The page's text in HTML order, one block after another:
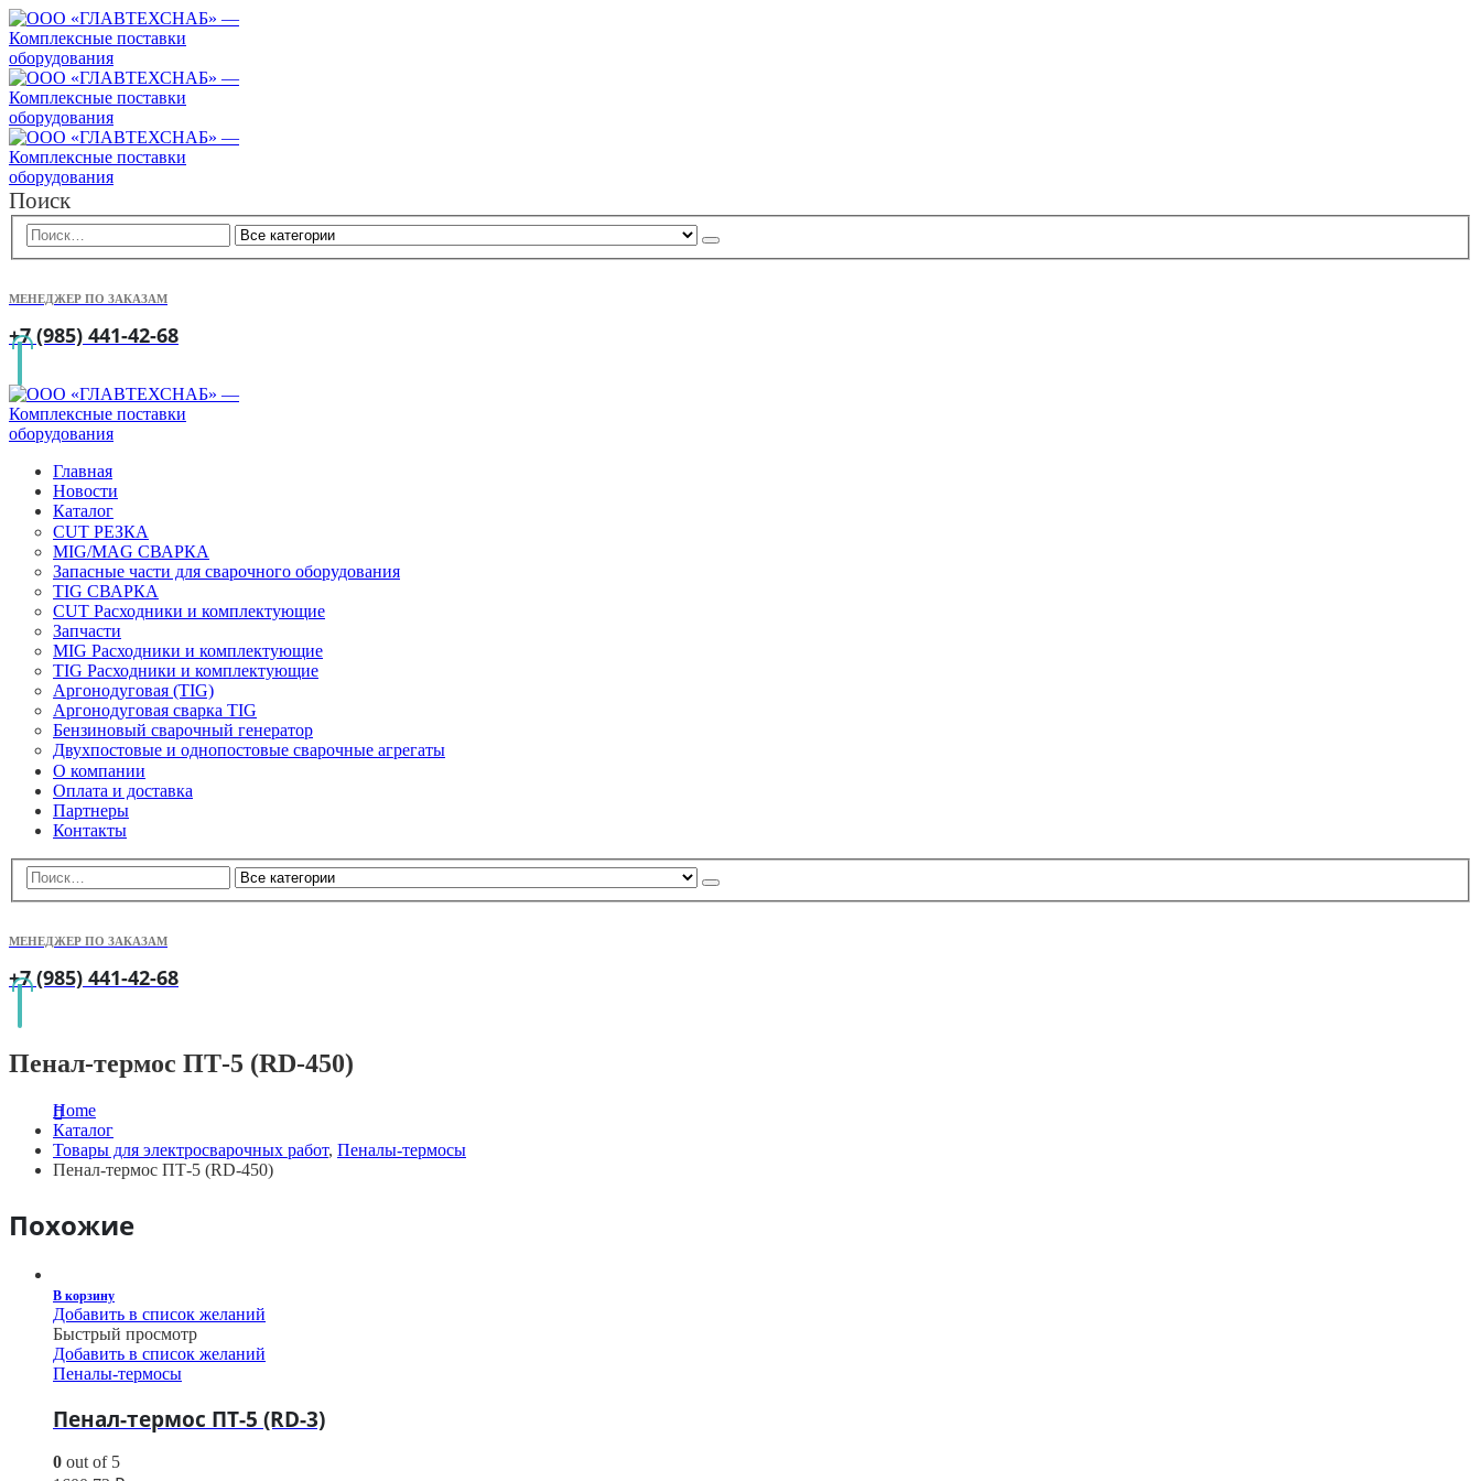
Поиск
МЕНЕДЖЕР ПО ЗАКАЗАМ
+7 (985) 441-42-68
Главная
Новости
Каталог
CUT РЕЗКА
MIG/MAG СВАРКА
Запасные части для сварочного оборудования
TIG СВАРКА
CUT Расходники и комплектующие
Запчасти
MIG Расходники и комплектующие
TIG Расходники и комплектующие
Аргонодуговая (TIG)
Аргонодуговая сварка TIG
Бензиновый сварочный генератор
Двухпостовые и однопостовые сварочные агрегаты
О компании
Оплата и доставка
Партнеры
Контакты
МЕНЕДЖЕР ПО ЗАКАЗАМ
+7 (985) 441-42-68
Пенал-термос ПТ-5 (RD-450)
Home
Каталог
Товары для электросварочных работ, Пеналы-термосы
Пенал-термос ПТ-5 (RD-450)
Похожие
В корзину
Добавить в список желаний
Быстрый просмотр
Добавить в список желаний
Пеналы-термосы
Пенал-термос ПТ-5 (RD-3)
0 out of 5